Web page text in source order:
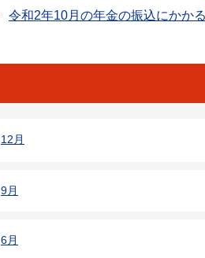
令和2年10月の年金の振込にかか
12月
9月
6月